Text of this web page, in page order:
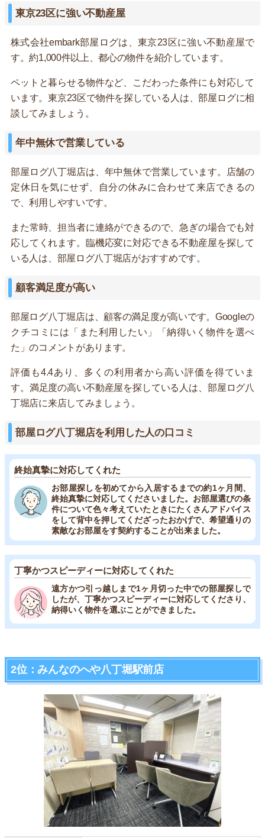
東京23区に強い不動産屋
株式会社embark部屋ログは、東京23区に強い不動産屋で
す。約1,000件以上、都心の物件を紹介しています。
ペットと暮らせる物件など、こだわった条件にも対応して
います。東京23区で物件を探している人は、部屋ログに相
談してみましょう。
年中無休で営業している
部屋ログ八丁堀店は、年中無休で営業しています。店舗の
定休日を気にせず、自分の休みに合わせて来店できるの
で、利用しやすいです。
また常時、担当者に連絡ができるので、急ぎの場合でも対
応してくれます。臨機応変に対応できる不動産屋を探して
いる人は、部屋ログ八丁堀店がおすすめです。
顧客満足度が高い
部屋ログ八丁堀店は、顧客の満足度が高いです。Googleの
クチコミには「また利用したい」「納得いく物件を選べ
た」のコメントがあります。
評価も4.4あり、多くの利用者から高い評価を得ていま
す。満足度の高い不動産屋を探している人は、部屋ログ八
丁堀店に来店してみましょう。
部屋ログ八丁堀店を利用した人の口コミ
終始真摯に対応してくれた
お部屋探しを初めてから入居するまでの約1ヶ月間、
終始真摯に対応してくださいました。お部屋選びの条
件について色々考えていたときにたくさんアドバイス
をして背中を押してくだざったおかげで、希望通りの
素敵なお部屋をす契約することが出来ました。
丁寧かつスピーディーに対応してくれた
遠方かつ引っ越しまで1ヶ月切った中での部屋探しで
したが、丁寧かつスピーディーに対応してくださり、
納得いく物件を選ぶことができました。
2位：みんなのへや八丁堀駅前店